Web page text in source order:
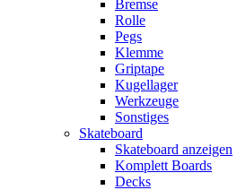
Bremse
Rolle
Pegs
Klemme
Griptape
Kugellager
Werkzeuge
Sonstiges
Skateboard
Skateboard anzeigen
Komplett Boards
Decks